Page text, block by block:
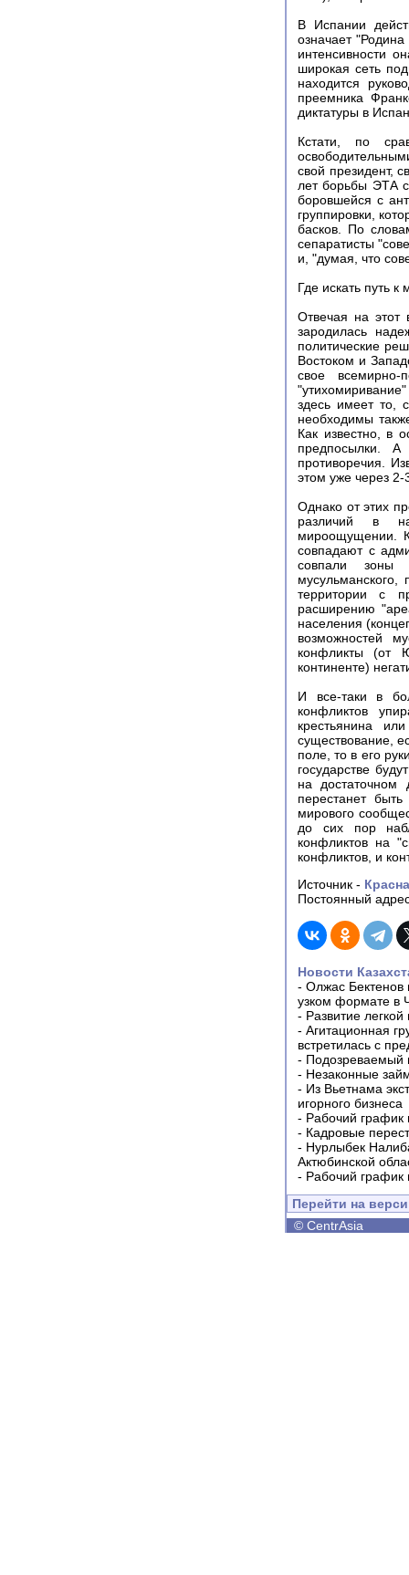
В Испании
означает
интенсивности
широкая сеть
находится
преемника
диктатуры в
Кстати, по
свой президент,
лет борьбы ЭТА
боровшейся с
группировки,
басков. По
сепаратисты
и, "думая, что
Где искать путь к
Отвечая на этот
зародилась
политические
Востоком и
свое
здесь имеет то,
необходимы
Как известно, в
предпосылки.
противоречия.
этом уже через 2-
Однако от этих
различий в
мироощущении.
совпадают с
совпали зоны
мусульманского,
территории с
расширению
населения
возможностей
конфликты (от
континенте)
И все-таки в
конфликтов
крестьянина
существование,
поле, то в его
государстве
на достаточном
перестанет
мирового
до сих пор
конфликтов на
конфликтов, и
Источник -
Постоянный
Новости
- Олжас Бектенов
узком формате в
- Развитие
- Агитационная
встретилась с
- Подозреваемый
- Незаконные
- Из Вьетнама
игорного бизнеса
- Рабочий график
- Кадровые
- Нурлыбек
Актюбинской
- Рабочий график
Перейти на
© CentrAsia